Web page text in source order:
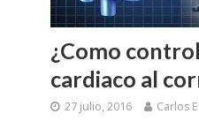
¿Como
cardiaco al
27 julio, 2016 Carlos